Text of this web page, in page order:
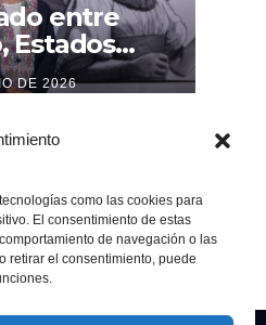
como las cookies para
El consentimiento de estas
de navegación o las
retirar el consentimiento, puede
entre
Estados
Canadá (T-
mantiene
2036:
Claudia
DE 2026